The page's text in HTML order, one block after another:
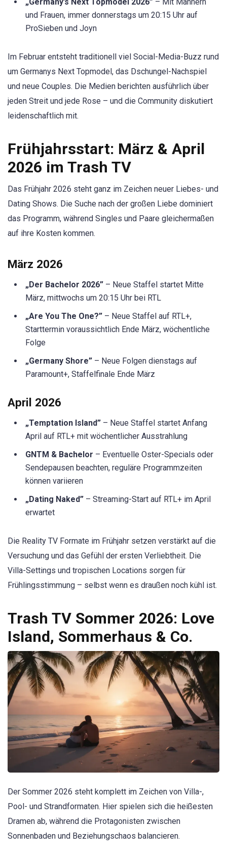
und Frauen, immer donnerstags um 20:15 Uhr auf
ProSieben und Joyn
Im Februar entsteht traditionell viel Social-Media-Buzz rund
um Germanys Next Topmodel, das Dschungel-Nachspiel
und neue Couples. Die Medien berichten ausführlich über
jeden Streit und jede Rose – und die Community diskutiert
leidenschaftlich mit.
Frühjahrsstart: März & April
2026 im Trash TV
Das Frühjahr 2026 steht ganz im Zeichen neuer Liebes- und
Dating Shows. Die Suche nach der großen Liebe dominiert
das Programm, während Singles und Paare gleichermaßen
auf ihre Kosten kommen.
März 2026
„Der Bachelor 2026” – Neue Staffel startet Mitte
März, mittwochs um 20:15 Uhr bei RTL
„Are You The One?” – Neue Staffel auf RTL+,
Starttermin voraussichtlich Ende März, wöchentliche
Folge
„Germany Shore” – Neue Folgen dienstags auf
Paramount+, Staffelfinale Ende März
April 2026
„Temptation Island” – Neue Staffel startet Anfang
April auf RTL+ mit wöchentlicher Ausstrahlung
GNTM & Bachelor – Eventuelle Oster-Specials oder
Sendepausen beachten, reguläre Programmzeiten
können variieren
„Dating Naked” – Streaming-Start auf RTL+ im April
erwartet
Die Reality TV Formate im Frühjahr setzen verstärkt auf die
Versuchung und das Gefühl der ersten Verliebtheit. Die
Villa-Settings und tropischen Locations sorgen für
Frühlingsstimmung – selbst wenn es draußen noch kühl ist.
Trash TV Sommer 2026: Love
Island, Sommerhaus & Co.
Der Sommer 2026 steht komplett im Zeichen von Villa-,
Pool- und Strandformaten. Hier spielen sich die heißesten
Dramen ab, während die Protagonisten zwischen
Sonnenbaden und Beziehungschaos balancieren.